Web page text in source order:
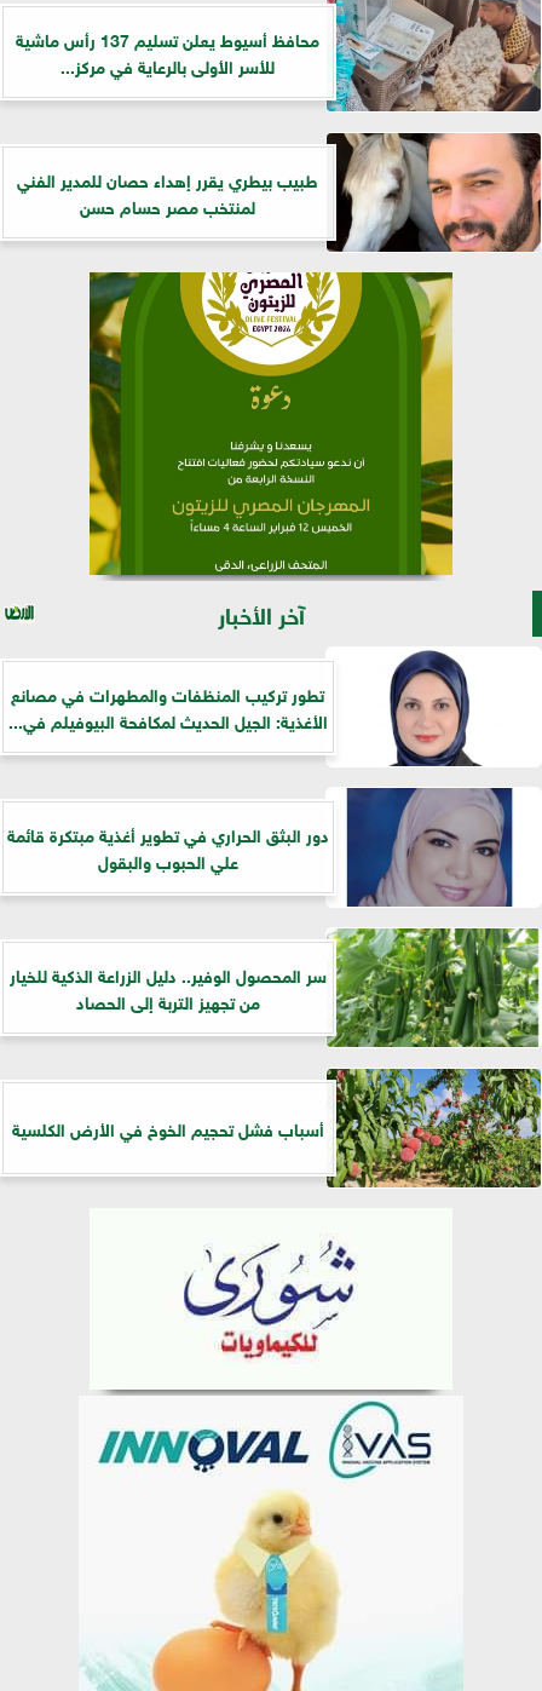
محافظ أسيوط يعلن تسليم 137 رأس ماشية
للأسر الأولى بالرعاية في مركز...
طبيب بيطري يقرر إهداء حصان للمدير الفني
لمنتخب مصر حسام حسن
آخر الأخبار
تطور تركيب المنظفات والمطهرات في مصانع
الأغذية: الجيل الحديث لمكافحة البيوفيلم في...
دور البثق الحراري في تطوير أغذية مبتكرة قائمة
علي الحبوب والبقول
سر المحصول الوفير.. دليل الزراعة الذكية للخيار
من تجهيز التربة إلى الحصاد
أسباب فشل تحجيم الخوخ في الأرض الكلسية